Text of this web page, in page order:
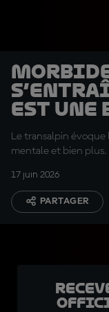
est une
pour moi
Le transalpin évoque
mentale et bien plus.
17 juin 2026
PARTAGER